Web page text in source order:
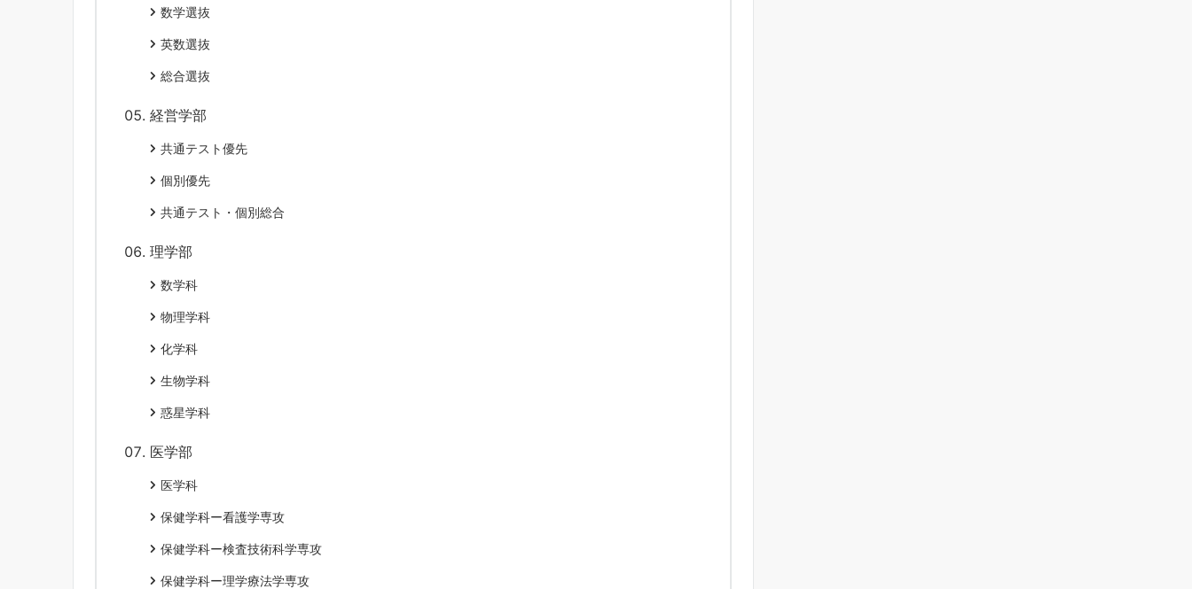
数学選抜
英数選抜
総合選抜
経営学部
共通テスト優先
個別優先
共通テスト・個別総合
理学部
数学科
物理学科
化学科
生物学科
惑星学科
医学部
医学科
保健学科ー看護学専攻
保健学科ー検査技術科学専攻
保健学科ー理学療法学専攻